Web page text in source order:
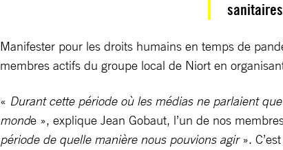
Manifester pour les droits humains en temps de
membres actifs du groupe local de Niort en
« Durant cette période où les médias ne parlaient
monde », explique Jean Gobaut, l’un de nos
période de quelle manière nous pouvions agir».